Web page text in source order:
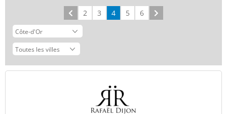
Précédent
2 3 4 5 6